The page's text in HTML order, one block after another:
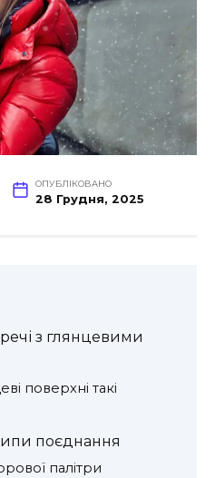
ОПУБЛІКОВАНО
28 Грудня, 2025
з глянцевими
поверхні такі
поєднання
палітри